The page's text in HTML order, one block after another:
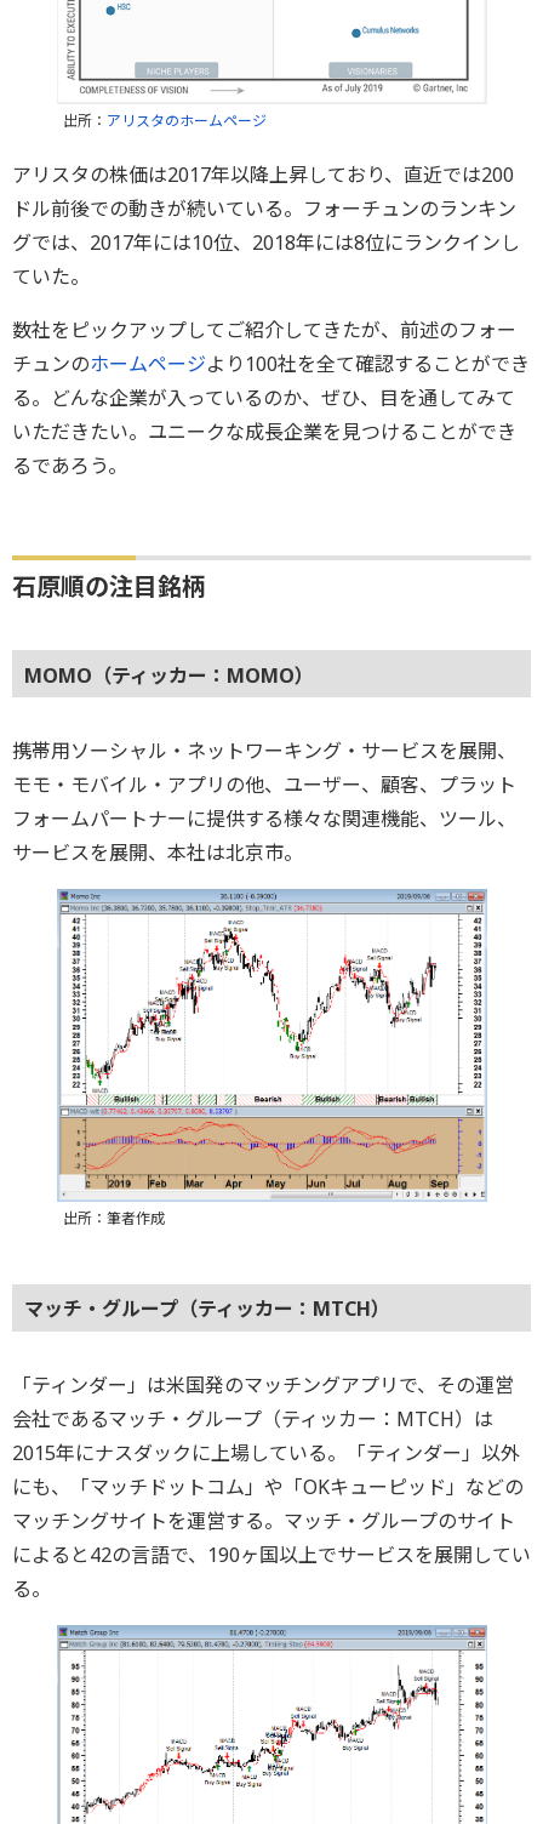
出所： アリスタのホームページ
アリスタの株価は2017年以降上昇しており、直近では200
ドル前後での動きが続いている。フォーチュンのランキン
グでは、2017年には10位、2018年には8位にランクインし
ていた。
数社をピックアップしてご紹介してきたが、前述のフォー
チュンのホームページより100社を全て確認することができ
る。どんな企業が入っているのか、ぜひ、目を通してみて
いただきたい。ユニークな成長企業を見つけることができ
るであろう。
石原順の注目銘柄
MOMO（ティッカー：MOMO）
携帯用ソーシャル・ネットワーキング・サービスを展開、
モモ・モバイル・アプリの他、ユーザー、顧客、プラット
フォームパートナーに提供する様々な関連機能、ツール、
サービスを展開、本社は北京市。
出所：筆者作成
マッチ・グループ（ティッカー：MTCH）
「ティンダー」は米国発のマッチングアプリで、その運営
会社であるマッチ・グループ（ティッカー：MTCH）は
2015年にナスダックに上場している。「ティンダー」以外
にも、「マッチドットコム」や「OKキューピッド」などの
マッチングサイトを運営する。マッチ・グループのサイト
によると42の言語で、190ヶ国以上でサービスを展開してい
る。